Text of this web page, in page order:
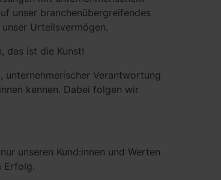
unser branchenübergreifendes
Urteilsvermögen.
das ist die Kunst!
unternehmerischer Verantwortung
kennen. Dabei folgen wir
unseren Kund:innen und Werten
Erfolg.